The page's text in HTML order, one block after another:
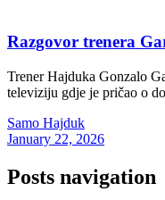
Razgovor trenera
Trener Hajduka Gonzalo
televiziju gdje je pričao o
Samo Hajduk
January 22, 2026
Posts navigation